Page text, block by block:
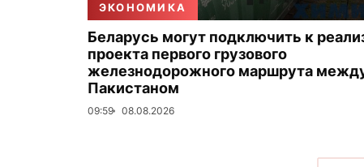
ЭКОНОМИКА
Беларусь могут подключить к
проекта первого грузового
железнодорожного маршрута
Пакистаном
09:59 08.08.2026